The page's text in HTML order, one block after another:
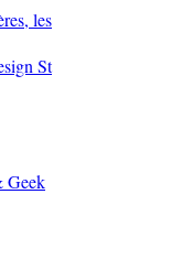
les
St
Geek